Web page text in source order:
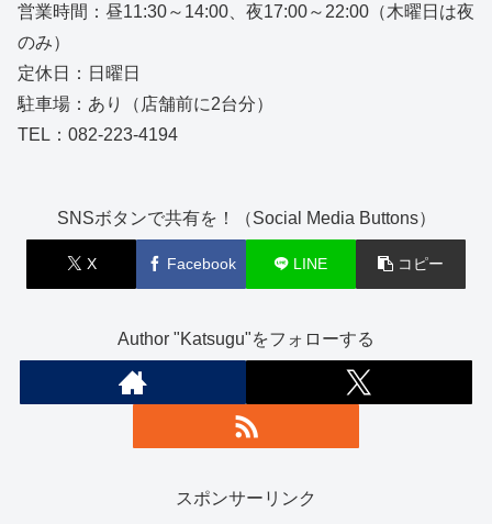
営業時間：昼11:30～14:00、夜17:00～22:00（木曜日は夜
のみ）
定休日：日曜日
駐車場：あり（店舗前に2台分）
TEL：082-223-4194
SNSボタンで共有を！（Social Media Buttons）
X Facebook LINE コピー
Author "Katsugu"をフォローする
スポンサーリンク